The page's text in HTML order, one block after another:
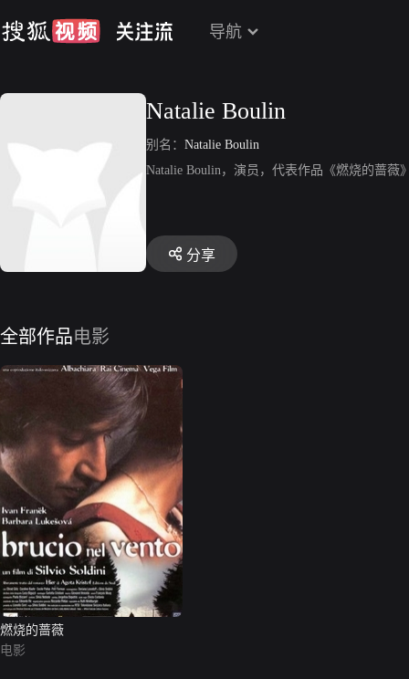
导航
Natalie Boulin
别名： Natalie Boulin
Natalie Boulin，演员，代表作品《燃烧的蔷薇
分享
全部作品电影
燃烧的蔷薇
电影